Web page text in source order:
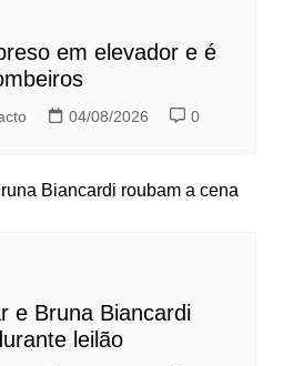
em elevador e é
04/08/2026 0
e Bruna Biancardi
leilão